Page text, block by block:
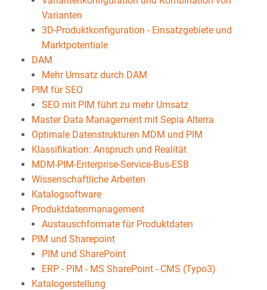
Varianten
3D-Produktkonfiguration - Einsatzgebiete und
Marktpotentiale
DAM
Mehr Umsatz durch DAM
PIM für SEO
SEO mit PIM führt zu mehr Umsatz
Master Data Management mit Sepia Alterra
Optimale Datenstrukturen MDM und PIM
Klassifikation: Anspruch und Realität
MDM-PIM-Enterprise-Service-Bus-ESB
Wissenschaftliche Arbeiten
Katalogsoftware
Produktdatenmanagement
Austauschformate für Produktdaten
PIM und Sharepoint
PIM und SharePoint
ERP - PIM - MS SharePoint - CMS (Typo3)
Katalogerstellung